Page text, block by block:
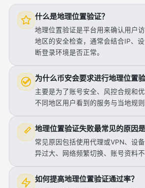
什么是地理位置验证？
地理位置验证是平台用来确认用户
地区的安全检查，通常会结合IP、
断登录环境是否正常。
为什么币安会要求进行地理位置验
主要是为了账号安全、风控合规和
不同地区用户看到的服务与当地规则
地理位置验证失败最常见的原因是
常见原因包括使用代理或VPN、设
异过大、网络频繁切换、账号资料不
如何提高地理位置验证通过率？